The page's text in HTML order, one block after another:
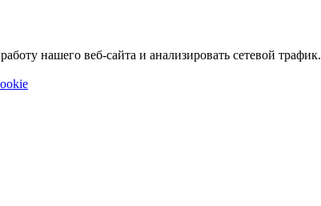
нашего веб-сайта и анализировать сетевой трафик.